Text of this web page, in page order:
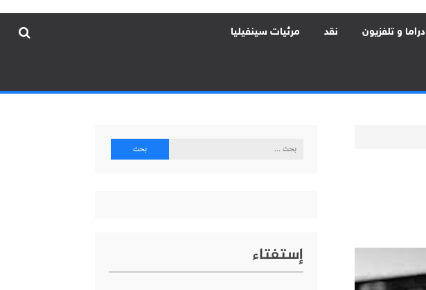
دراما و تلفزيون نقد مرئيات سينفيليا
البحث
إستفتاء